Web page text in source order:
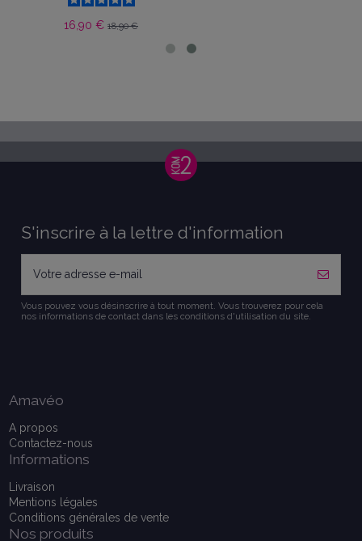
16,90 €18,90 €
S'inscrire à la lettre d'information
Vous pouvez vous désinscrire à tout moment. Vous trouverez pour cela
nos informations de contact dans les conditions d'utilisation du site.
Amavéo
A propos
Contactez-nous
Informations
Livraison
Mentions légales
Conditions générales de vente
Nos produits